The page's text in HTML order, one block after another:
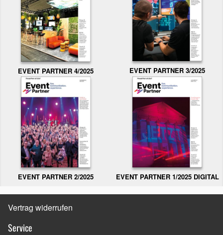
EVENT PARTNER 4/2025 EVENT PARTNER 3/2025
EVENT PARTNER 2/2025 EVENT PARTNER 1/2025 DIGITAL
Vertrag widerrufen
Service